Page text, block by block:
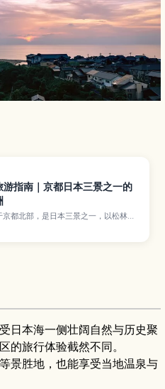
游指南｜京都日本三景之一的
京都北部，是日本三景之一，以松林覆
和倒映在海面的景色闻名。本文将为
观景台、骑行路线和海鲜美食，以及从
日本海一侧壮阔自然与历史聚
的旅行体验截然不同。
景胜地，也能享受当地温泉与